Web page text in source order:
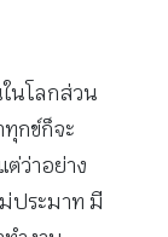
นโลกส่วน
กข์ก็จะ
ว่าอย่าง
ประมาท มี